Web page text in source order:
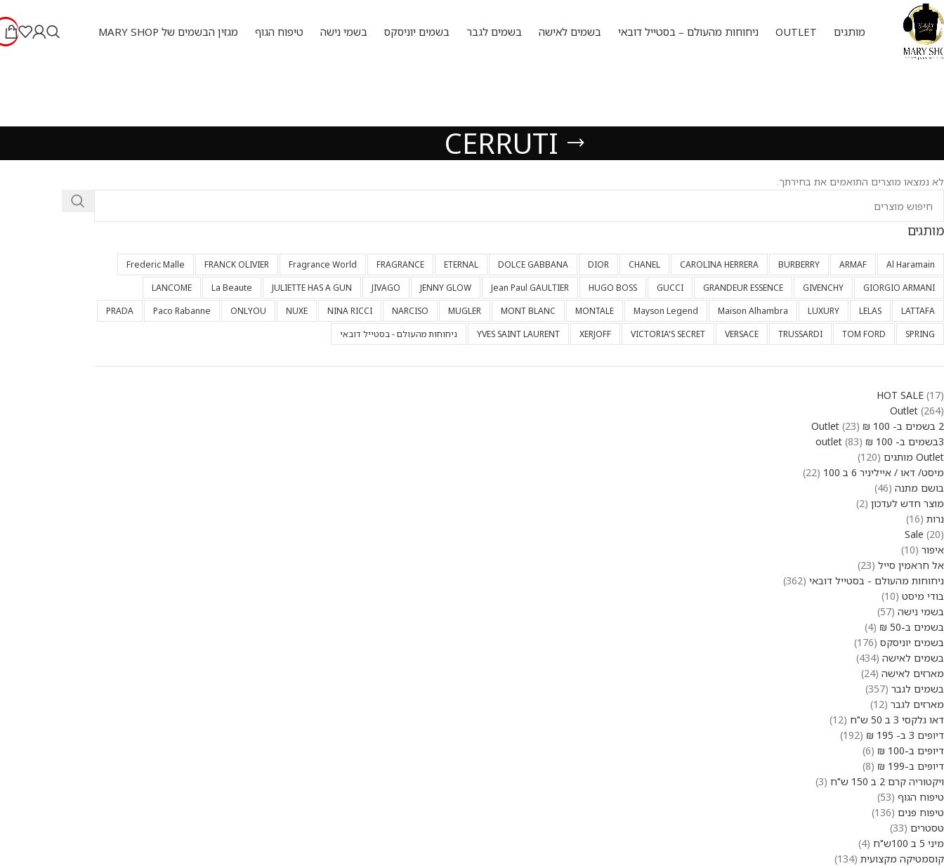
מותגים OUTLET ניחוחות מהעולם – בסטייל דובאי בשמים לאישה בשמים לגבר בשמים יוניסקס בשמי נישה טיפוח הגוף מגזין הבשמים של MARY SHOP
CERRUTI
לא נמצאו מוצרים התואמים את בחירתך.
מותגים
Al Haramain
ARMAF
BURBERRY
CAROLINA HERRERA
CHANEL
DIOR
DOLCE GABBANA
ETERNAL
FRAGRANCE
Fragrance World
FRANCK OLIVIER
Frederic Malle
GIORGIO ARMANI
GIVENCHY
GRANDEUR ESSENCE
GUCCI
HUGO BOSS
Jean Paul GAULTIER
JENNY GLOW
JIVAGO
JULIETTE HAS A GUN
La Beaute
LANCOME
LATTAFA
LELAS
LUXURY
Maison Alhambra
Mayson Legend
MONTALE
MONT BLANC
MUGLER
NARCISO
NINA RICCI
NUXE
ONLYOU
Paco Rabanne
PRADA
SPRING
TOM FORD
TRUSSARDI
VERSACE
VICTORIA'S SECRET
XERJOFF
YVES SAINT LAURENT ניחוחות מהעולם - בסטייל דובאי
HOT SALE 17
Outlet 264
2 בשמים ב- 100 ₪ Outlet
23
3בשמים ב- 100 ₪ outlet
83
Outlet מותגים
120
מיסט/ דאו / אייליניר 6 ב 100
22
בושם מתנה 46
מוצר חדש לעדכון 2
נרות 16
Sale 20
איפור 10
אל חראמין סייל 23
ניחוחות מהעולם - בסטייל דובאי 362
בודי מיסט 10
בשמי נישה 57
בשמים ב-50 ₪
4
בשמים יוניסקס 176
בשמים לאישה 434
מארזים לאישה 24
בשמים לגבר 357
מארזים לגבר 12
דאו גלקסי 3 ב 50 ש"ח
12
דיופים 3 ב- 195 ₪
192
דיופים ב-100 ₪
6
דיופים ב-199 ₪
8
ויקטוריה קרם 2 ב 150 ש"ח
3
טיפוח הגוף 53
טיפוח פנים 136
טסטרים 33
מיני 5 ב 100ש"ח
4
קוסמטיקה מקצועית 134